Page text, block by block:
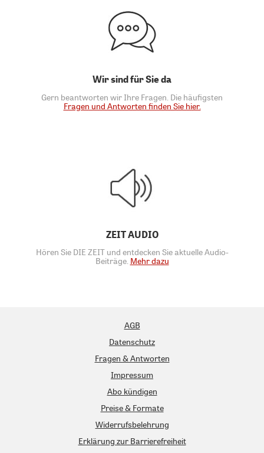
Wir sind für Sie da
Gern beantworten wir Ihre Fragen. Die häufigsten
Fragen und Antworten finden Sie hier.
ZEIT AUDIO
Hören Sie DIE ZEIT und entdecken Sie aktuelle Audio-
Beiträge. Mehr dazu
AGB
Datenschutz
Fragen & Antworten
Impressum
Abo kündigen
Preise & Formate
Widerrufsbelehrung
Erklärung zur Barrierefreiheit